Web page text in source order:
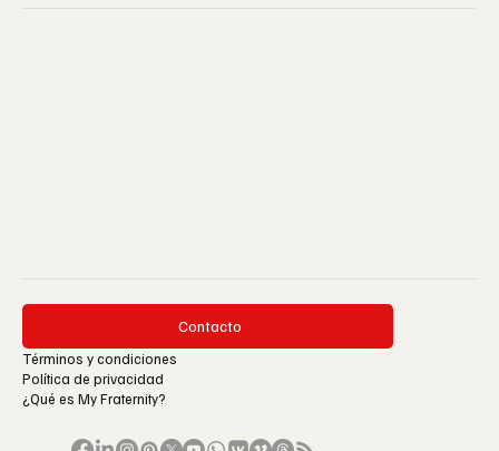
Contacto
Términos y condiciones
Política de privacidad
¿Qué es My Fraternity?